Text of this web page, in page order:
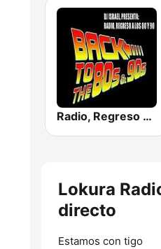
Radio, Regreso a los 80 y 90
Lokura
directo
Estamos con tigo